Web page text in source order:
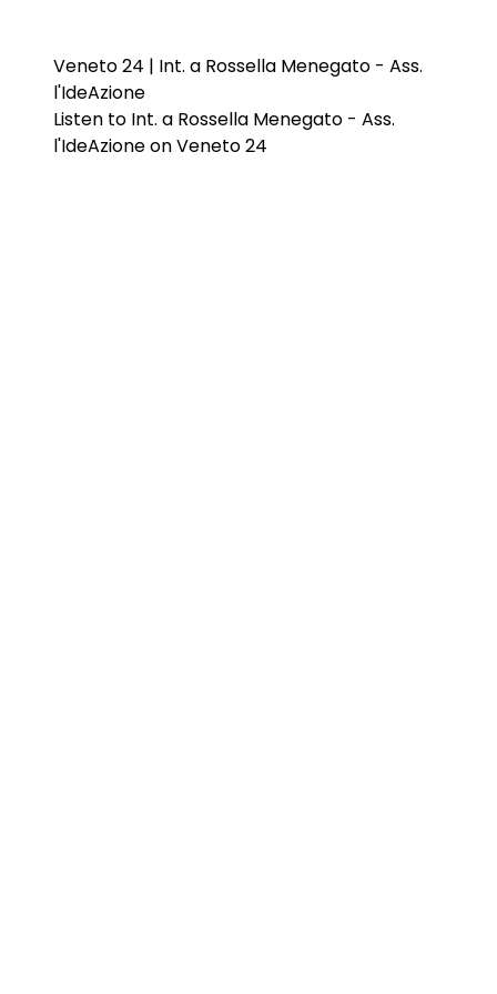
Veneto 24 | Int. a Rossella Menegato - Ass.
l'IdeAzione
Listen to Int. a Rossella Menegato - Ass.
l'IdeAzione on Veneto 24